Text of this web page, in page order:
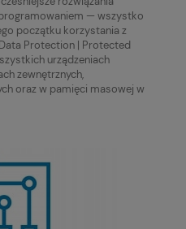
— wszystko
początku korzystania z
Protection | Protected
urządzeniach
zewnętrznych,
oraz w pamięci masowej w